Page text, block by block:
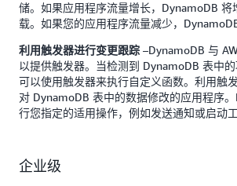
储。如果应用程序流量增长，DynamoDB 将
载。如果您的应用程序流量减少，
利用触发器进行变更跟踪 –DynamoDB 与
以提供触发器。当检测到 DynamoDB 表中
可以使用触发器来执行自定义函数。利用触
对 DynamoDB 表中的数据修改的应用程序
行您指定的适用操作，例如发送通知或启动工
企业级